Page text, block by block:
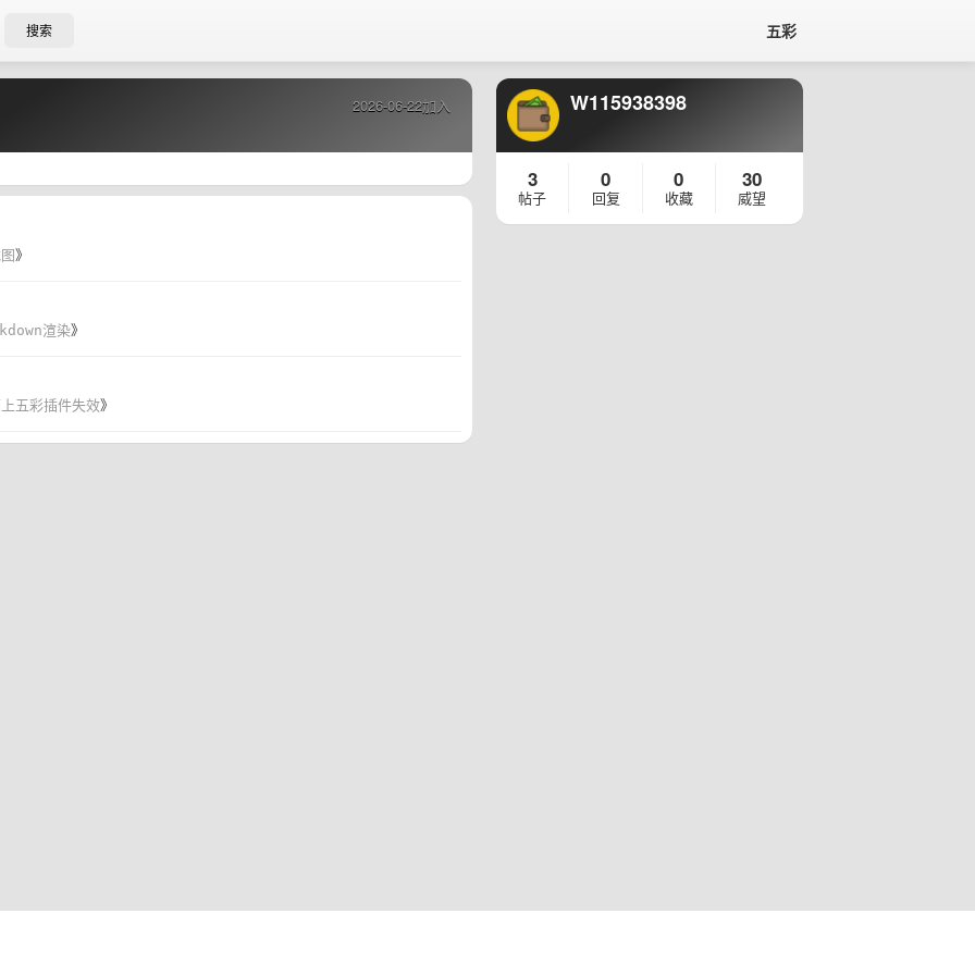
搜索 五彩
2026-06-22加入
》
渲染》
五彩插件失效》
W115938398
3
帖子
0
回复
0
收藏
30
威望